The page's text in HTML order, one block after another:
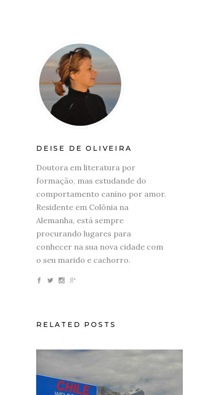
DEISE DE OLIVEIRA
Doutora em literatura por
formação, mas estudande do
comportamento canino por amor.
Residente em Colônia na
Alemanha, está sempre
procurando lugares para
conhecer na sua nova cidade com
o seu marido e cachorro.
RELATED POSTS